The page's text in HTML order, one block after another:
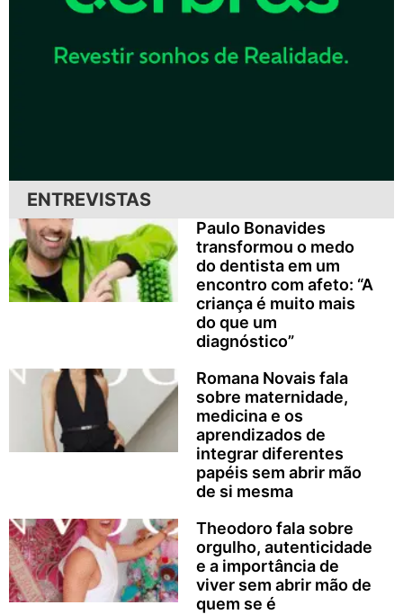
ENTREVISTAS
Paulo Bonavides
transformou o medo
do dentista em um
encontro com afeto: “A
criança é muito mais
do que um
diagnóstico”
Romana Novais fala
sobre maternidade,
medicina e os
aprendizados de
integrar diferentes
papéis sem abrir mão
de si mesma
Theodoro fala sobre
orgulho, autenticidade
e a importância de
viver sem abrir mão de
quem se é